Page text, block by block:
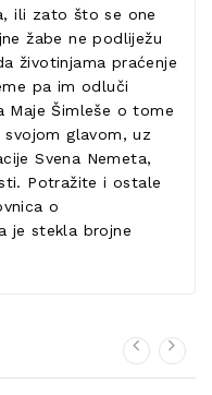
ili zato što se one
žabe ne podliježu
životinjama praćenje
pa im odluči
Maje Šimleše o tome
glavom, uz
Svena Nemeta,
Potražite i ostale
o
je stekla brojne